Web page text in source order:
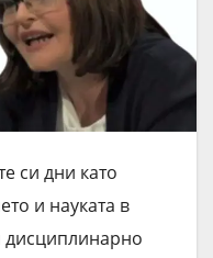
си дни като
и науката в
дисциплинарно